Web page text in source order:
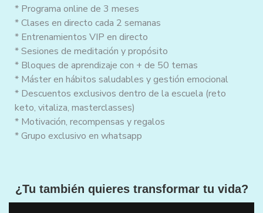
* Programa online de 3 meses
* Clases en directo cada 2 semanas
* Entrenamientos VIP en directo
* Sesiones de meditación y propósito
* Bloques de aprendizaje con + de 50 temas
* Máster en hábitos saludables y gestión emocional
* Descuentos exclusivos dentro de la escuela (reto
keto, vitaliza, masterclasses)
* Motivación, recompensas y regalos
* Grupo exclusivo en whatsapp
¿Tu también quieres transformar tu vida?